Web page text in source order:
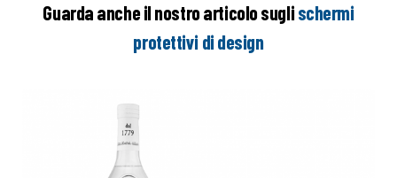
Guarda anche il nostro articolo suglischermi
protettivi di design